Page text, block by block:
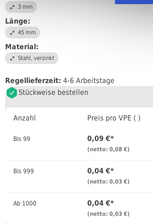
3 mm
Länge:
45 mm
Material:
Stahl, verzinkt
Regellieferzeit: 4-6 Arbeitstage
Stückweise bestellen
Anzahl Preis pro VPE ( )
Bis 99 0,09 €*
(netto: 0,08 €)
Bis 999 0,04 €*
(netto: 0,03 €)
Ab 1000 0,04 €*
(netto: 0,03 €)